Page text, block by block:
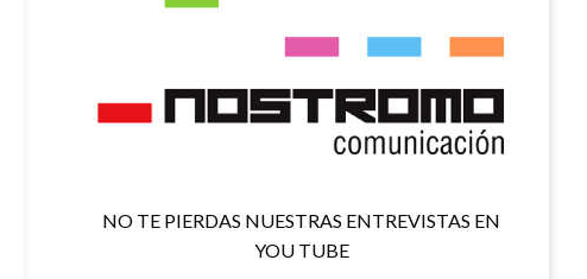
NO TE PIERDAS NUESTRAS ENTREVISTAS EN
YOU TUBE